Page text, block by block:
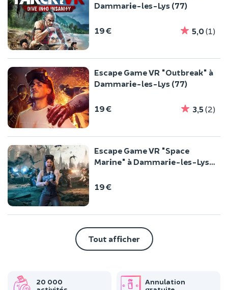
Dammarie-les-Lys (77)
19 € 5,0(1)
Escape Game VR "Outbreak" à
Dammarie-les-Lys (77)
19 € 3,5(2)
Escape Game VR "Space
Marine" à Dammarie-les-Lys
19 €
Tout afficher
20 000
Annulation